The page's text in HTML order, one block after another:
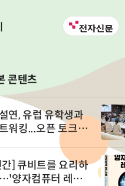
콘텐츠
연, 유럽 유학생과
워킹...오픈 토크 in
간] 큐비트를 요리하
양자컴퓨터 레시